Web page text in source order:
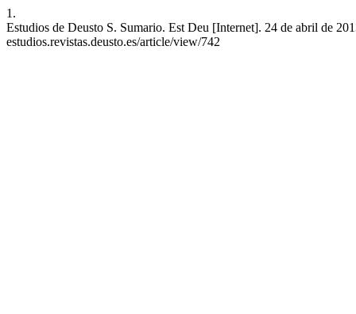
1.
Estudios de Deusto S. Sumario. Est Deu [Internet]. 24 de abril de
estudios.revistas.deusto.es/article/view/742